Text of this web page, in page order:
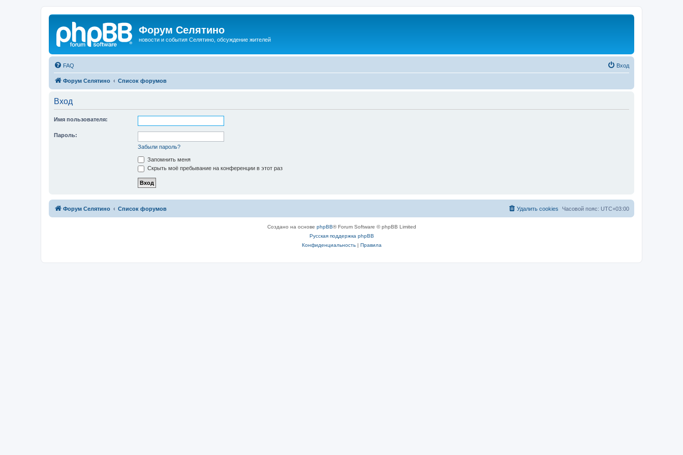
Форум Селятино
новости и события Селятино, обсуждение жителей
FAQ Вход
Форум Селятино Список форумов
Вход
Имя пользователя:
Пароль:
Забыли пароль?
Запомнить меня
Скрыть моё пребывание на конференции в этот раз
Форум Селятино Список форумов Часовой пояс: UTC+03:00
Удалить cookies
Создано на основе phpBB® Forum Software © phpBB Limited
Русская поддержка phpBB
Конфиденциальность| Правила